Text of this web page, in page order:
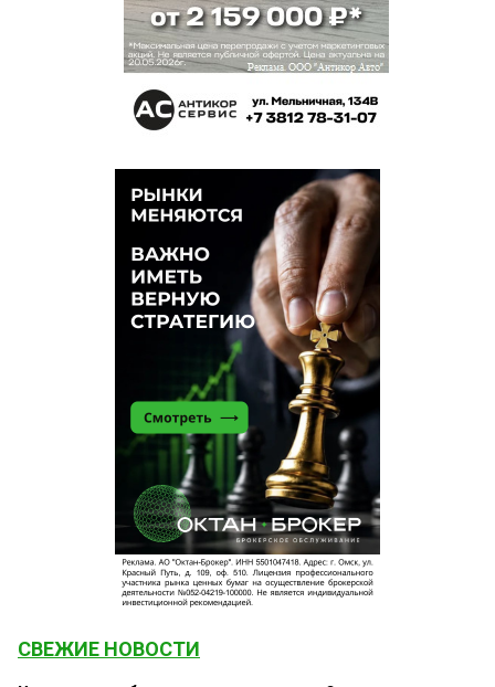
СВЕЖИЕ НОВОСТИ